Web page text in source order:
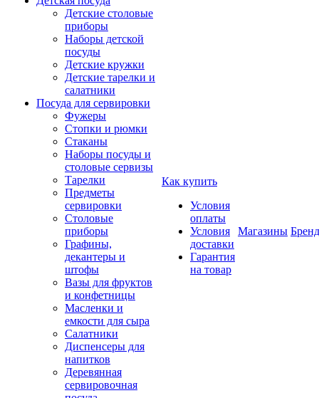
Детские столовые
приборы
Наборы детской
посуды
Детские кружки
Детские тарелки и
салатники
Посуда для сервировки
Фужеры
Стопки и рюмки
Стаканы
Наборы посуды и
столовые сервизы
Тарелки
Предметы
сервировки
Столовые
приборы
Графины,
декантеры и
штофы
Вазы для фруктов
и конфетницы
Масленки и
емкости для сыра
Салатники
Диспенсеры для
напитков
Деревянная
сервировочная
Как купить
Условия
оплаты
Условия
доставки
Гарантия
на товар
Магазины